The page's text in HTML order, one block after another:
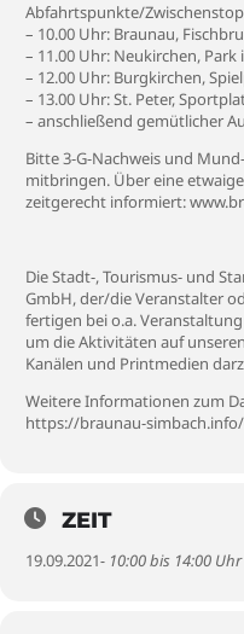
Abfahrtspunkte/
– 10.00 Uhr: Braunau,
– 11.00 Uhr: Neukirchen, Park
– 12.00 Uhr: Burgkirchen,
– 13.00 Uhr: St. Peter,
– anschließend gemütlicher
Bitte 3-G-Nachweis und
mitbringen. Über eine
zeitgerecht informiert:
Die Stadt-, Tourismus- und
GmbH, der/die Veranstalter
fertigen bei o.a.
um die Aktivitäten auf
Kanälen und Printmedien
Weitere Informationen zum
https://braunau-
ZEIT
19.09.2021- 10:00 bis 14:00 Uhr